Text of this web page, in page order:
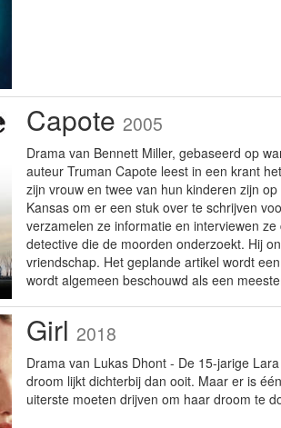
Capote 2005
Drama van Bennett Miller, gebaseerd op
auteur Truman Capote leest in een krant
zijn vrouw en twee van hun kinderen zijn
Kansas om er een stuk over te schrijven
verzamelen ze informatie en interviewen
detective die de moorden onderzoekt. Hij
vriendschap. Het geplande artikel wordt
wordt algemeen beschouwd als een
Girl 2018
Drama van Lukas Dhont - De 15-jarige
droom lijkt dichterbij dan ooit. Maar er is
uiterste moeten drijven om haar droom te